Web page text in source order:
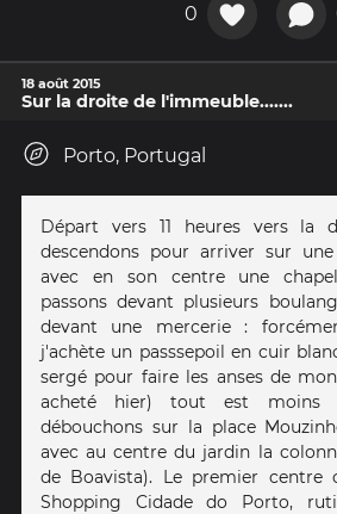
0
18 août 2015
Sur la droite de l'immeuble.......
Porto, Portugal
Départ vers 11 heures vers la
descendons pour arriver sur
avec en son centre une
passons devant plusieurs
devant une mercerie :
j'achète un passsepoil en cuir
sergé pour faire les anses de
acheté hier) tout est
débouchons sur la place
avec au centre du jardin la
de Boavista). Le premier centre
Shopping Cidade do Porto,